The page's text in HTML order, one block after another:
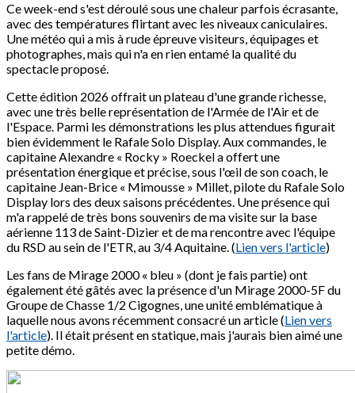
Ce week-end s'est déroulé sous une chaleur parfois écrasante,
avec des températures flirtant avec les niveaux caniculaires.
Une météo qui a mis à rude épreuve visiteurs, équipages et
photographes, mais qui n'a en rien entamé la qualité du
spectacle proposé.
Cette édition 2026 offrait un plateau d'une grande richesse,
avec une très belle représentation de l'Armée de l'Air et de
l'Espace. Parmi les démonstrations les plus attendues figurait
bien évidemment le Rafale Solo Display. Aux commandes, le
capitaine Alexandre « Rocky » Roeckel a offert une
présentation énergique et précise, sous l'œil de son coach, le
capitaine Jean-Brice « Mimousse » Millet, pilote du Rafale Solo
Display lors des deux saisons précédentes. Une présence qui
m'a rappelé de très bons souvenirs de ma visite sur la base
aérienne 113 de Saint-Dizier et de ma rencontre avec l'équipe
du RSD au sein de l'ETR, au 3/4 Aquitaine. (Lien vers l'article)
Les fans de Mirage 2000 « bleu » (dont je fais partie) ont
également été gâtés avec la présence d'un Mirage 2000-5F du
Groupe de Chasse 1/2 Cigognes, une unité emblématique à
laquelle nous avons récemment consacré un article (Lien vers
l'article). Il était présent en statique, mais j'aurais bien aimé une
petite démo.